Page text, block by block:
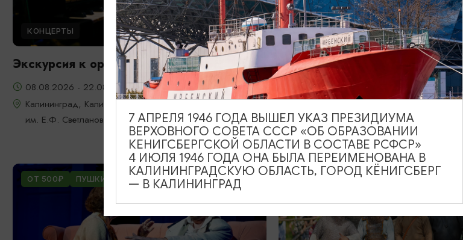
КОНЦЕРТЫ
Экскурсия к органу
08.08.2026 - 22.08.2026, 18:00
Калининград, Калининградская областная филармония
им. Е.Ф. Светланова
КОНЦЕРТЫ
Моя Мишель
08.08.2026 19:00
Светлогорск, Театр эстрады «Янтарь-холл»
ОТ 500₽ ПУШКИНСКАЯ КАРТА
7 АПРЕЛЯ 1946 ГОДА ВЫШЕЛ УКАЗ ПРЕЗИДИУМА
ВЕРХОВНОГО СОВЕТА СССР «ОБ ОБРАЗОВАНИИ
КЕНИГСБЕРГСКОЙ ОБЛАСТИ В СОСТАВЕ РСФСР»
4 ИЮЛЯ 1946 ГОДА ОНА БЫЛА ПЕРЕИМЕНОВАНА В
КАЛИНИНГРАДСКУЮ ОБЛАСТЬ, ГОРОД КЁНИГСБЕРГ
— В КАЛИНИНГРАД